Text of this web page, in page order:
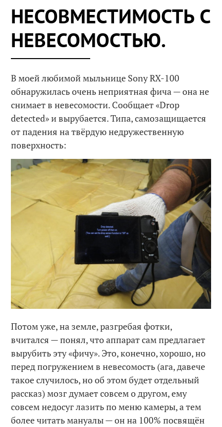
НЕСОВМЕСТИМОСТЬ С
НЕВЕСОМОСТЬЮ.
В моей любимой мыльнице Sony RX-100
обнаружилась очень неприятная фича — она не
снимает в невесомости. Сообщает «Drop
detected» и вырубается. Типа, самозащищается
от падения на твёрдую недружественную
поверхность:
Потом уже, на земле, разгребая фотки,
вчитался — понял, что аппарат сам предлагает
вырубить эту «фичу». Это, конечно, хорошо, но
перед погружением в невесомость (ага, давече
такое случилось, но об этом будет отдельный
рассказ) мозг думает совсем о другом, ему
совсем недосуг лазить по меню камеры, а тем
более читать мануалы — он на 100% посвящён